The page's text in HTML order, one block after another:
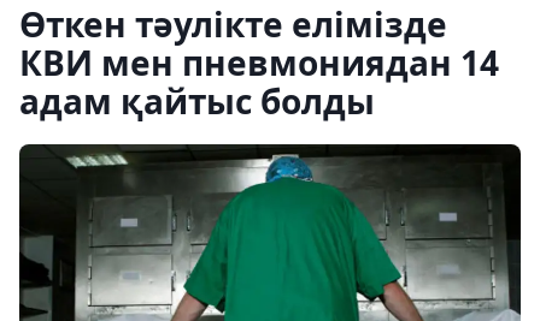
Өткен тәулікте елімізде
КВИ мен пневмониядан 14
адам қайтыс болды